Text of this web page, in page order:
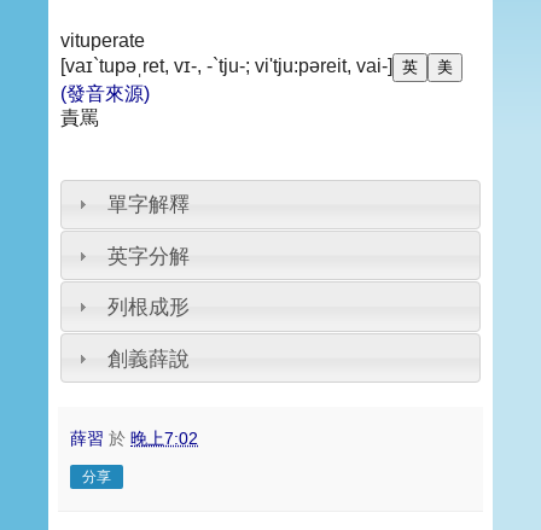
vituperate
[vaɪ`tupəˌret, vɪ-, -`tju-; vi'tju:pəreit, vai-]
(發音來源)
責罵
單字解釋
英字分解
列根成形
創義薛說
薛習 於 晚上7:02
分享